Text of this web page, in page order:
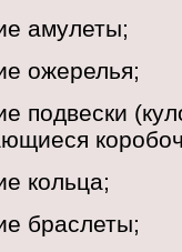
амулеты;
ожерелья;
подвески
кольца;
браслеты;